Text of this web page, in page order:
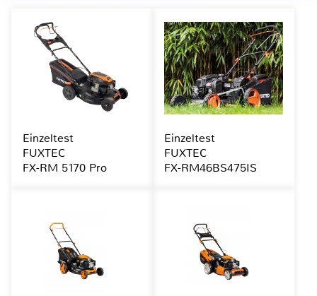
Einzeltest
FUXTEC
FX-RM 5170 Pro
Einzeltest
FUXTEC
FX-RM46BS475IS